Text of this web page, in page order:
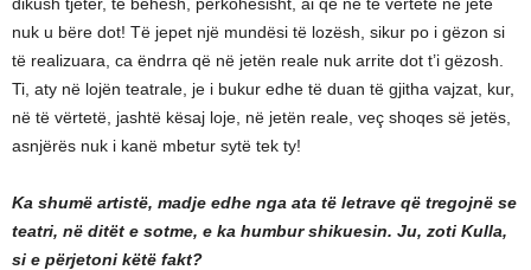
nuk u bëre dot! Të jepet një mundësi të lozësh, sikur po i gëzon si
të realizuara, ca ëndrra që në jetën reale nuk arrite dot t’i gëzosh.
Ti, aty në lojën teatrale, je i bukur edhe të duan të gjitha vajzat, kur,
në të vërtetë, jashtë kësaj loje, në jetën reale, veç shoqes së jetës,
asnjërës nuk i kanë mbetur sytë tek ty!
Ka shumë artistë, madje edhe nga ata të letrave që tregojnë se
teatri, në ditët e sotme, e ka humbur shikuesin. Ju, zoti Kulla,
si e përjetoni këtë fakt?